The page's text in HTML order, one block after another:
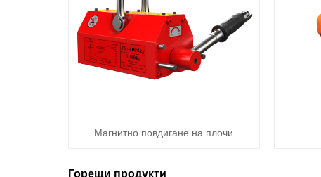
Магнитно повдигане на плочи
Горещи продукти